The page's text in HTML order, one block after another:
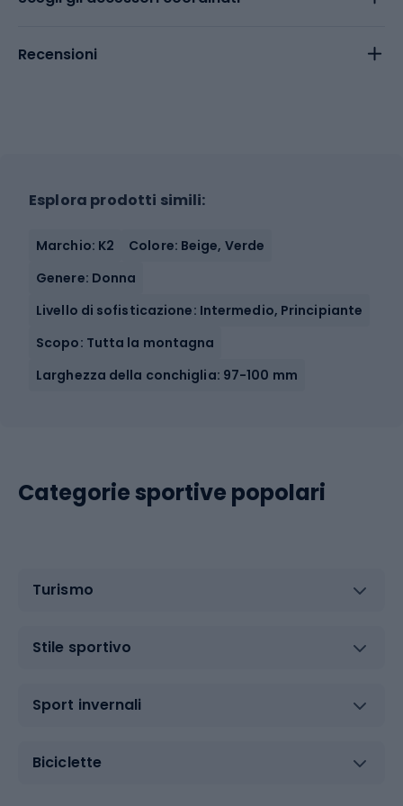
Recensioni
Esplora prodotti simili:
Marchio: K2
Colore: Beige, Verde
Genere: Donna
Livello di sofisticazione: Intermedio, Principiante
Scopo: Tutta la montagna
Larghezza della conchiglia: 97-100 mm
Categorie sportive popolari
Turismo
Stile sportivo
Sport invernali
Biciclette